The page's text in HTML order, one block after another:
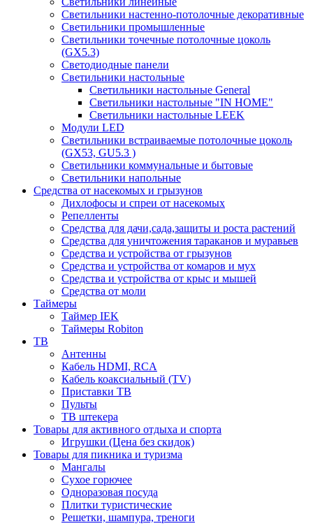
Светильники настенно-потолочные декоративные
Светильники промышленные
Светильники точечные потолочные цоколь
(GX5.3)
Светодиодные панели
Cветильники настольные
Светильники настольные General
Светильники настольные "IN HOME"
Светильники настольные LEEK
Модули LED
Светильники встраиваемые потолочные цоколь
(GX53, GU5.3 )
Светильники коммунальные и бытовые
Светильники напольные
Средства от насекомых и грызунов
Дихлофосы и спреи от насекомых
Репелленты
Средства для дачи,сада,защиты и роста растений
Средства для уничтожения тараканов и муравьев
Средства и устройства от грызунов
Средства и устройства от комаров и мух
Средства и устройства от крыс и мышей
Средства от моли
Таймеры
Таймер IEK
Таймеры Robiton
ТВ
Антенны
Кабель HDMI, RCA
Кабель коаксиальный (TV)
Приставки ТВ
Пульты
ТВ штекера
Товары для активного отдыха и спорта
Игрушки (Цена без скидок)
Товары для пикника и туризма
Мангалы
Сухое горючее
Одноразовая посуда
Плитки туристические
Решетки, шампура, треноги